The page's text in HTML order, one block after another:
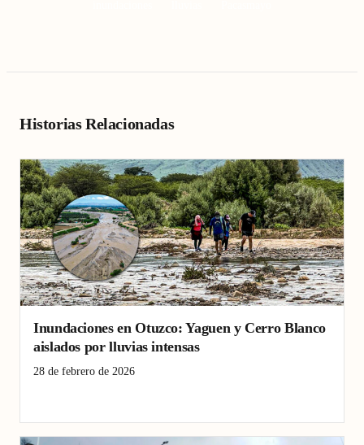
Historias Relacionadas
Inundaciones en Otuzco: Yaguen y Cerro Blanco
aislados por lluvias intensas
28 de febrero de 2026